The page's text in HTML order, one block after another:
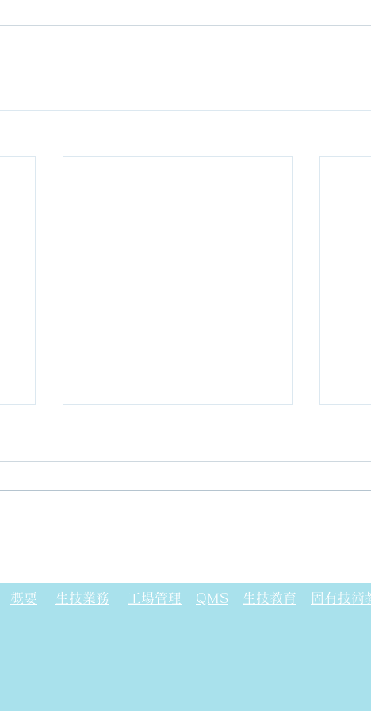
ガラフェノール樹脂について
フォ
概要 生技業務 工場管理 QMS 生技教育 固有技術